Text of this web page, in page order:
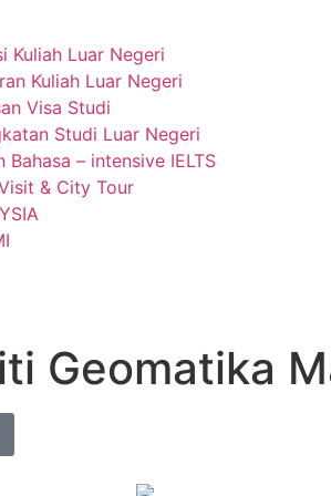
Kuliah Luar Negeri
Kuliah Luar Negeri
Visa Studi
Studi Luar Negeri
Bahasa – intensive IELTS
& City Tour
Geomatika